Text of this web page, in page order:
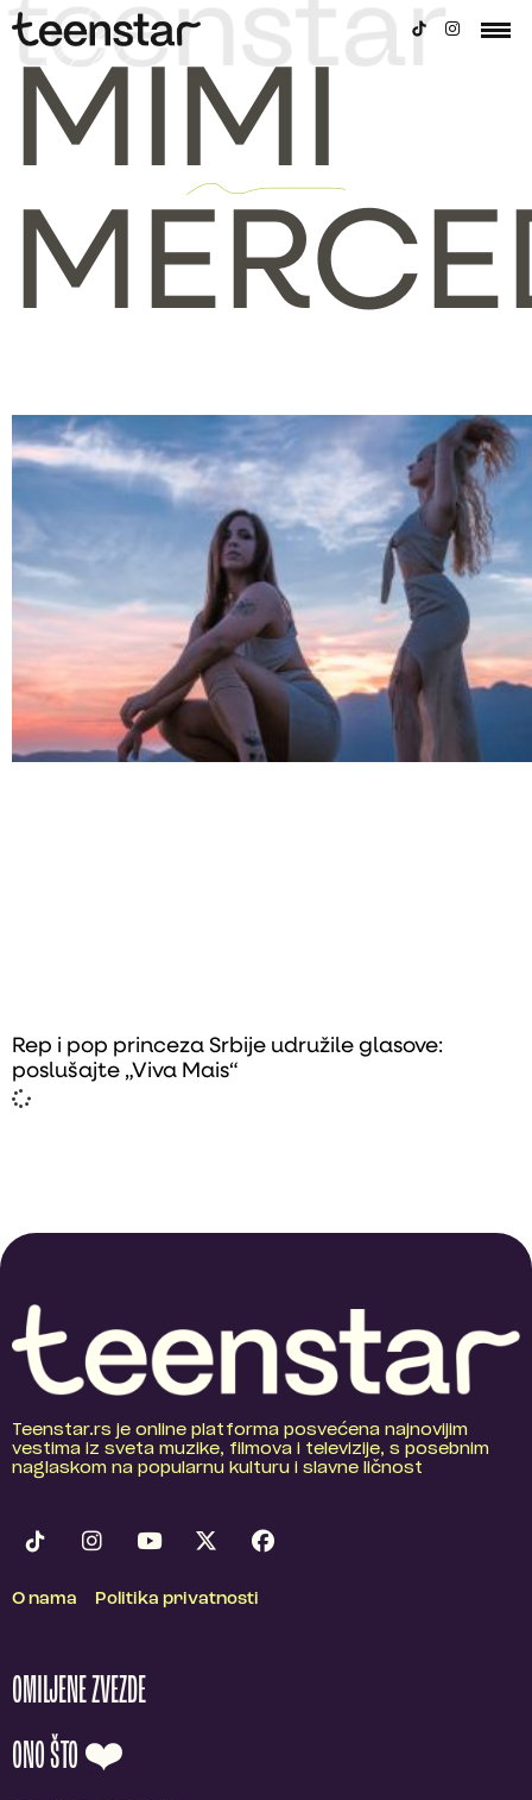
MIMI
Rep i pop princeza Srbije udružile glasove:
poslušajte „Viva Mais“
Teenstar.rs je online platforma posvećena najnovijim
vestima iz sveta muzike, filmova i televizije, s posebnim
naglaskom na popularnu kulturu i slavne ličnost
O nama Politika privatnosti
OMILJENE ZVEZDE
ONO ŠTO ❤️